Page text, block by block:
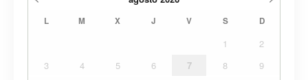
L M X J V S D
1
2
3
4 5 6 7 8
9